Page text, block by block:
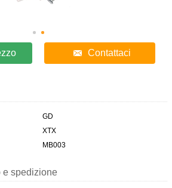
Contattaci
GD
XTX
MB003
e spedizione